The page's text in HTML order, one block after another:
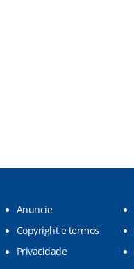
Anuncie
Copyright e termos
Privacidade